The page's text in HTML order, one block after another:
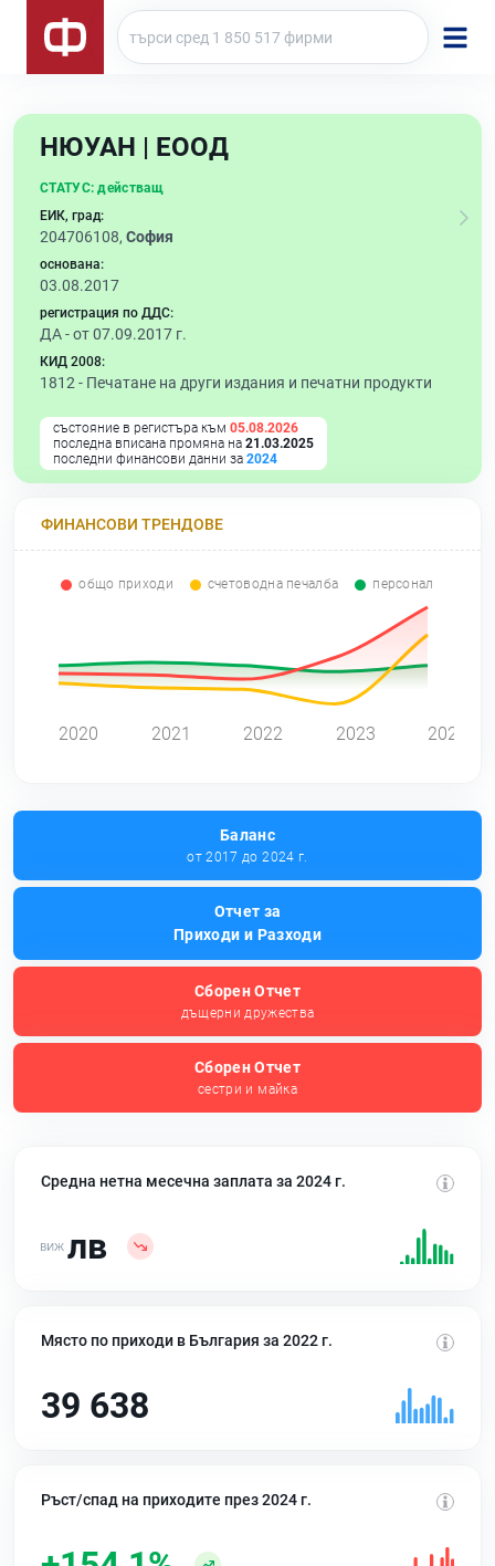
НЮУАН | ЕООД
СТАТУС: действащ
ЕИК, град:
204706108, София
основана:
03.08.2017
регистрация по ДДС:
ДА - от 07.09.2017 г.
КИД 2008:
1812 - Печатане на други издания и печатни продукти
състояние в регистъра към 05.08.2026
последна вписана промяна на 21.03.2025
последни финансови данни за 2024
ФИНАНСОВИ ТРЕНДОВЕ
общо приходи счетоводна печалба персонал
2020 2021 2022 2023 2024
Баланс
от 2017 до 2024 г.
Отчет за
Приходи и Разходи
Сборен Отчет
дъщерни дружества
Сборен Отчет
сестри и майка
Средна нетна месечна заплата за 2024 г.
лв
Място по приходи в България за 2022 г.
39 638
Ръст/спад на приходите през 2024 г.